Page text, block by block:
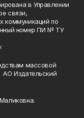
в Управлении
связи,
коммуникаций по
номер ПИ № ТУ
массовой
АО Издательский